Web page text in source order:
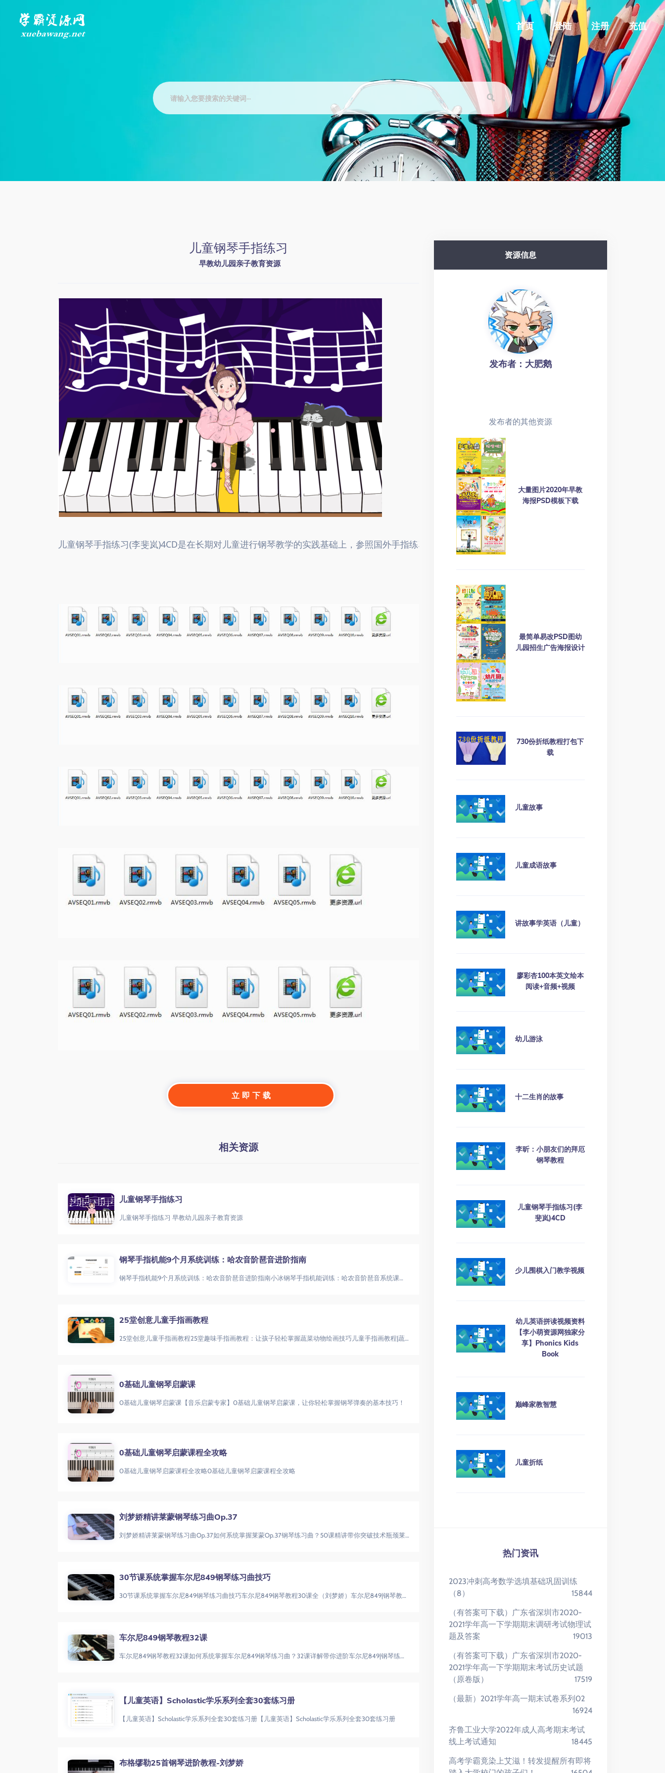
首页 登陆 注册 充值
儿童钢琴手指练习
早教幼儿园亲子教育资源
儿童钢琴手指练习(李斐岚)4CD是在长期对儿童进行钢琴教学的实践基础上，参照国外手指练习的经验编创的。由于儿童的生理条件不同，那些成年人
立 即 下 载
相关资源
儿童钢琴手指练习
儿童钢琴手指练习 早教幼儿园亲子教育资源
钢琴手指机能9个月系统训练：哈农音阶琶音进阶指南
钢琴手指机能9个月系统训练：哈农音阶琶音进阶指南小冰钢琴手指机能训练：哈农音阶琶音系统课钢琴手指训练|哈农练习|音阶琶音
25堂创意儿童手指画教程
25堂创意儿童手指画教程25堂趣味手指画教程：让孩子轻松掌握蔬菜动物绘画技巧儿童手指画教程|蔬菜动物绘画|亲子美术启蒙
0基础儿童钢琴启蒙课
0基础儿童钢琴启蒙课【音乐启蒙专家】0基础儿童钢琴启蒙课，让你轻松掌握钢琴弹奏的基本技巧！
0基础儿童钢琴启蒙课程全攻略
0基础儿童钢琴启蒙课程全攻略0基础儿童钢琴启蒙课程全攻略
刘梦娇精讲莱蒙钢琴练习曲Op.37
刘梦娇精讲莱蒙钢琴练习曲Op.37如何系统掌握莱蒙Op.37钢琴练习曲？50课精讲带你突破技术瓶颈莱蒙钢琴练习曲|钢琴教学|Op.3
30节课系统掌握车尔尼849钢琴练习曲技巧
30节课系统掌握车尔尼849钢琴练习曲技巧车尔尼849钢琴教程30课全（刘梦娇）车尔尼849|钢琴教程|练习曲
车尔尼849钢琴教程32课
车尔尼849钢琴教程32课如何系统掌握车尔尼849钢琴练习曲？32课详解带你进阶车尔尼849|钢琴练习曲|变奏曲讲解
【儿童英语】Scholastic学乐系列全套30套练习册
【儿童英语】Scholastic学乐系列全套30套练习册【儿童英语】Scholastic学乐系列全套30套练习册
布格缪勒25首钢琴进阶教程-刘梦娇
资源信息
发布者：大肥鹅
发布者的其他资源
大量图片2020年早教
海报PSD模板下载
最简单易改PSD图幼
儿园招生广告海报设计
730份折纸教程打包下
载
儿童故事
儿童成语故事
讲故事学英语（儿童）
廖彩杏100本英文绘本
阅读+音频+视频
幼儿游泳
十二生肖的故事
李昕：小朋友们的拜厄
钢琴教程
儿童钢琴手指练习(李
斐岚)4CD
少儿围棋入门教学视频
幼儿英语拼读视频资料
【李小萌资源网独家分
享】Phonics Kids
Book
巅峰家教智慧
儿童折纸
热门资讯
2023冲刺高考数学选填基础巩固训练
（8）
15844
（有答案可下载）广东省深圳市2020-
2021学年高一下学期期末调研考试物理试
题及答案
19013
（有答案可下载）广东省深圳市2020-
2021学年高一下学期期末考试历史试题
（原卷版）
17519
（最新）2021学年高一期末试卷系列02
16924
齐鲁工业大学2022年成人高考期末考试
线上考试通知
18445
高考学霸竟染上艾滋！转发提醒所有即将